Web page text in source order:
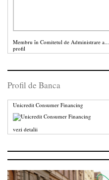
Membru în Comitetul de Administrare a...
profil
Profil de Banca
Unicredit Consumer Financing
vezi detalii